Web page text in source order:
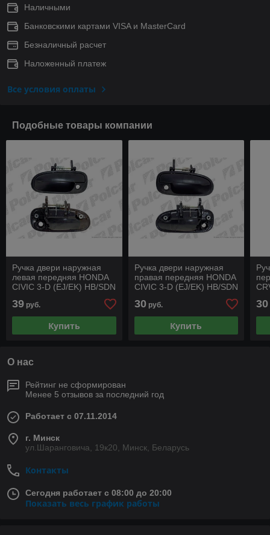
Наличными
Банковскими картами VISA и MasterCard
Безналичный расчет
Наложенный платеж
Все условия оплаты
Подобные товары компании
Ручка двери наружная
левая передняя HONDA
CIVIC 3-D (EJ/EK) HB/SDN
39 руб.
Купить
Ручка двери наружная
правая передняя HONDA
CIVIC 3-D (EJ/EK) HB/SDN
30руб.
Купить
30
О нас
Рейтинг не сформирован
Менее 5 отзывов за последний год
Работает с 07.11.2014
г. Минск
ул.Шаранговича, 19к20, Минск, Беларусь
Контакты
Сегодня работает с 08:00 до 20:00
Показать весь график работы